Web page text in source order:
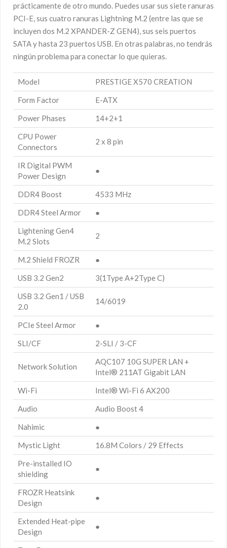
prácticamente de otro mundo. Puedes usar sus siete ranuras
PCI-E, sus cuatro ranuras Lightning M.2 (entre las que se
incluyen dos M.2 XPANDER-Z GEN4), sus seis puertos
SATA y hasta 23 puertos USB. En otras palabras, no tendrás
ningún problema para conectar lo que quieras.
Model
PRESTIGE X570 CREATION
Form Factor
E-ATX
Power Phases
14+2+1
CPU Power
Connectors
2 x 8 pin
IR Digital PWM
Power Design
●
DDR4 Boost
4533 MHz
DDR4 Steel Armor
●
Lightening Gen4
M.2 Slots
2
M.2 Shield FROZR
●
USB 3.2 Gen2
3(1Type A+2Type C)
USB 3.2 Gen1 / USB
2.0
14/6019
PCIe Steel Armor
●
SLI/CF
2-SLI / 3-CF
Network Solution
AQC107 10G SUPER LAN +
Intel® 211AT Gigabit LAN
Wi-Fi
Intel® Wi-Fi 6 AX200
Audio
Audio Boost 4
Nahimic
●
Mystic Light
16.8M Colors / 29 Effects
Pre-installed IO
shielding
●
FROZR Heatsink
Design
●
Extended Heat-pipe
Design
●